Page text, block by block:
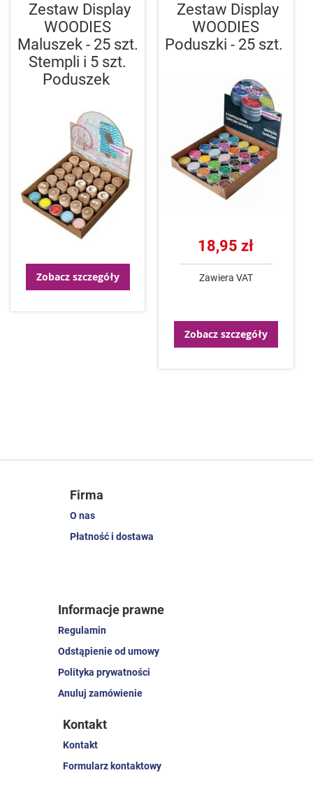
Zestaw Display
WOODIES
Maluszek - 25 szt.
Stempli i 5 szt.
Poduszek
Zobacz szczegóły
Zestaw Display
WOODIES
Poduszki - 25 szt.
18,95 zł
Zawiera VAT
Zobacz szczegóły
Firma
O nas
Płatność i dostawa
Informacje prawne
Regulamin
Odstąpienie od umowy
Polityka prywatności
Anuluj zamówienie
Kontakt
Kontakt
Formularz kontaktowy